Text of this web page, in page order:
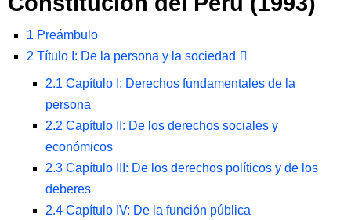
1 Preámbulo
2 Título I: De la persona y la sociedad
2.1 Capítulo I: Derechos fundamentales de la
persona
2.2 Capítulo II: De los derechos sociales y
económicos
2.3 Capítulo III: De los derechos políticos y de los
deberes
2.4 Capítulo IV: De la función pública